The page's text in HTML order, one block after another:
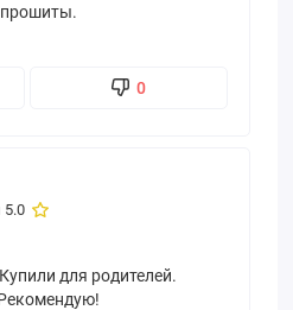
прошиты.
0
5.0
для родителей.